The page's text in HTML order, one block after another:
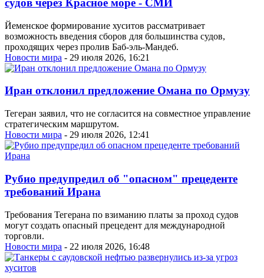
судов через Красное море - СМИ
Йеменское формирование хуситов рассматривает
возможность введения сборов для большинства судов,
проходящих через пролив Баб-эль-Мандеб.
Новости мира - 29 июля 2026, 16:21
Иран отклонил предложение Омана по Ормузу
Тегеран заявил, что не согласится на совместное управление
стратегическим маршрутом.
Новости мира - 29 июля 2026, 12:41
Рубио предупредил об "опасном" прецеденте
требований Ирана
Требования Тегерана по взиманию платы за проход судов
могут создать опасный прецедент для международной
торговли.
Новости мира - 22 июля 2026, 16:48